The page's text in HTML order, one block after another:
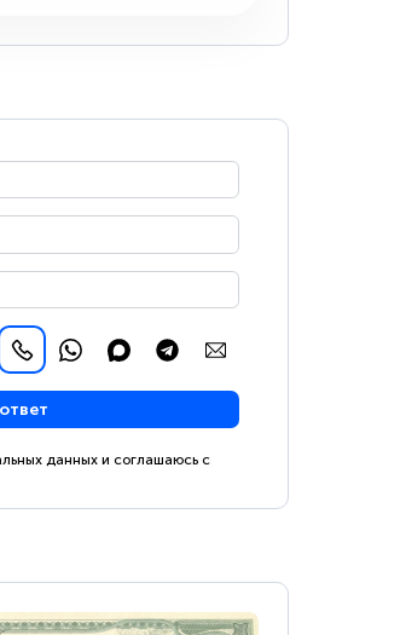
данных и соглашаюсь с